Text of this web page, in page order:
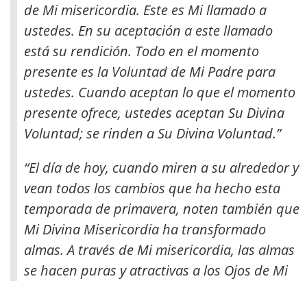
de Mi misericordia. Este es Mi llamado a
ustedes. En su aceptación a este llamado
está su rendición. Todo en el momento
presente es la Voluntad de Mi Padre para
ustedes. Cuando aceptan lo que el momento
presente ofrece, ustedes aceptan Su Divina
Voluntad; se rinden a Su Divina Voluntad.”
“El día de hoy, cuando miren a su alrededor y
vean todos los cambios que ha hecho esta
temporada de primavera, noten también que
Mi Divina Misericordia ha transformado
almas. A través de Mi misericordia, las almas
se hacen puras y atractivas a los Ojos de Mi